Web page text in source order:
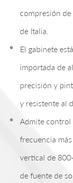
compresión
de Italia.
El gabinete
importada de
precisión y
y resistente al
Admite
frecuencia
vertical de
de fuente de